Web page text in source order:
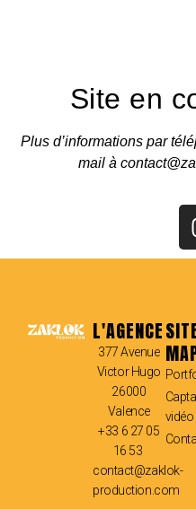
Site en
Plus d’informations par
mail à
L'AGENCE
377 Avenue
Victor Hugo
26000
Valence
+33 6 27 05
16 53
contact@zaklok-
production.com
vidéo